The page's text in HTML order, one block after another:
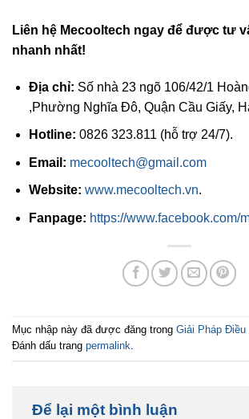
Liên hệ Mecooltech ngay để được tư
nhanh nhất!
Địa chỉ: Số nhà 23 ngõ 106/42/1
,Phường Nghĩa Đô, Quận Cầu Giấy,
Hotline: 0826 323.811 (hỗ trợ 24/7).
Email: mecooltech@gmail.com
Website: www.mecooltech.vn.
Fanpage: https://www.facebook.com/
Mục nhập này đã được đăng trong Giải Pháp Điều
Đánh dấu trang permalink.
Để lại một bình luận